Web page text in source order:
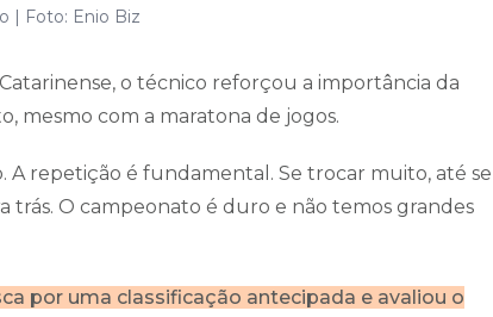
| Foto: Enio Biz
o técnico reforçou a importância da
mesmo com a maratona de jogos.
A repetição é fundamental. Se trocar muito, até se
trás. O campeonato é duro e não temos grandes
por uma classificação antecipada e avaliou o